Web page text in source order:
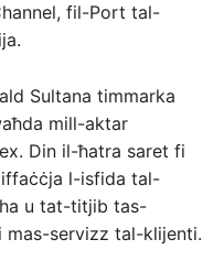
fil-Port tal-
Sultana timmarka
mill-aktar
Din il-ħatra saret fi
l-isfida tal-
u tat-titjib tas-
servizz tal-klijenti.